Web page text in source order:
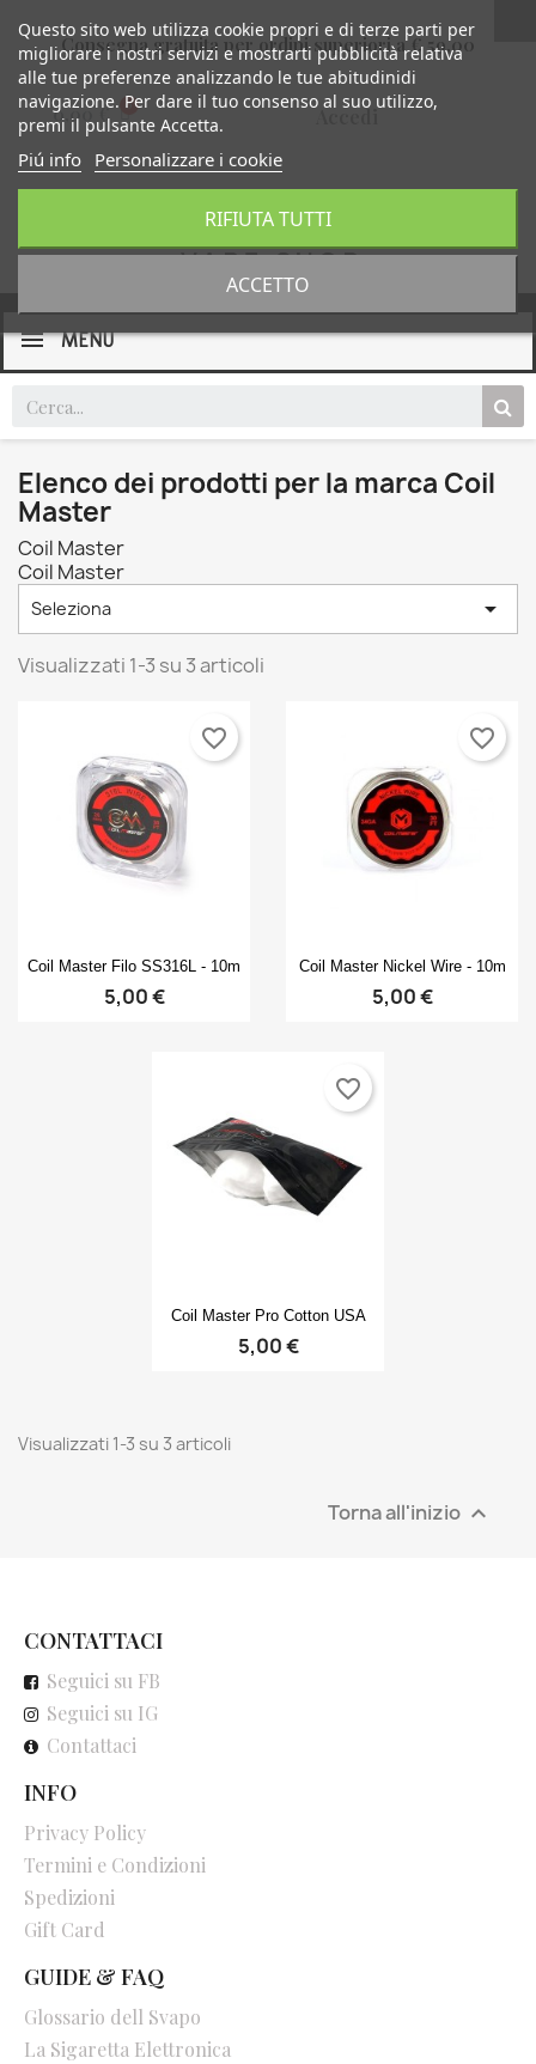
Consegna gratuita per ordini superiori a € 59,00
0,00 €
MENU
Elenco dei prodotti per la marca Coil
Master
Coil Master
Coil Master
Seleziona 
Visualizzati 1-3 su 3 articoli
Anteprima
Coil Master Filo SS316L - 10m
5,00 €
favorite_border
Anteprima
Coil Master Nickel Wire - 10m
5,00 €
favorite_border
Anteprima
Coil Master Pro Cotton USA
5,00 €
favorite_border
Visualizzati 1-3 su 3 articoli
Torna all'inizio 
CONTATTACI
Seguici su FB
Seguici su IG
Contattaci
INFO
Privacy Policy
Termini e Condizioni
Spedizioni
Gift Card
GUIDE & FAQ
Glossario dell Svapo
La Sigaretta Elettronica
Questo sito web utilizza cookie propri e di terze parti per
migliorare i nostri servizi e mostrarti pubblicità relativa
alle tue preferenze analizzando le tue abitudinidi
navigazione. Per dare il tuo consenso al suo utilizzo,
premi il pulsante Accetta.
Piú info Personalizzare i cookie
RIFIUTA TUTTI
ACCETTO